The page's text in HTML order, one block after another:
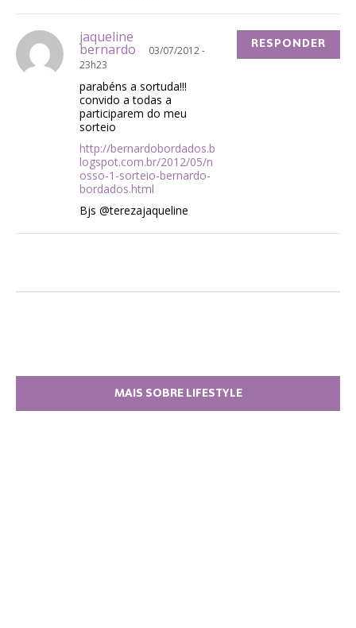
jaqueline
bernardo
03/07/2012 -
23h23
parabéns a sortuda!!!
convido a todas a
participarem do meu
sorteio
http://bernardobordados.b
logspot.com.br/2012/05/n
osso-1-sorteio-bernardo-
bordados.html
Bjs @terezajaqueline
RESPONDER
MAIS SOBRE LIFESTYLE